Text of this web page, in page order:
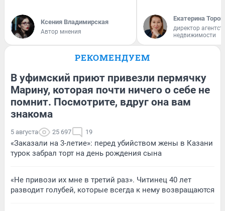
Ксения Владимирская
Автор мнения
Екатерина
директор
недвижимости
РЕКОМЕНДУЕМ
В уфимский приют привезли пермячку
Марину, которая почти ничего о себе не
помнит. Посмотрите, вдруг она вам
знакома
5 августа 25 697 19
«Заказали на 3-летие»: перед убийством жены в Казани
турок забрал торт на день рождения сына
«Не привози их мне в третий раз». Читинец 40 лет
разводит голубей, которые всегда к нему возвращаются